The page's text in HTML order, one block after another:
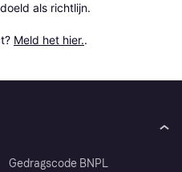
als richtlijn.
Meld het hier..
Gedragscode BNPL